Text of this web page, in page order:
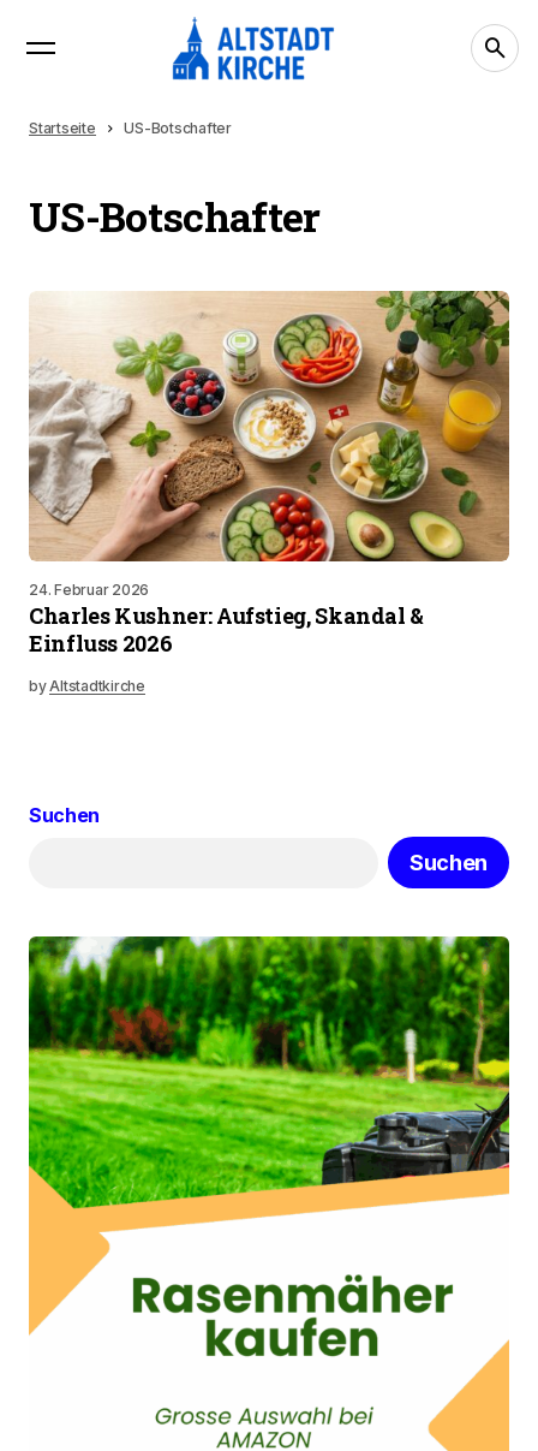
Startseite US-Botschafter
US-Botschafter
24. Februar 2026
Charles Kushner: Aufstieg, Skandal &
Einfluss 2026
byAltstadtkirche
Suchen
Suchen